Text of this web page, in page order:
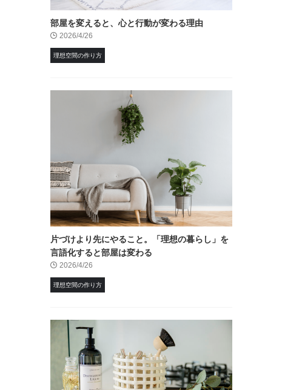
部屋を変えると、心と行動が変わる理由
2026/4/26
理想空間の作り方
片づけより先にやること。「理想の暮らし」を
言語化すると部屋は変わる
2026/4/26
理想空間の作り方